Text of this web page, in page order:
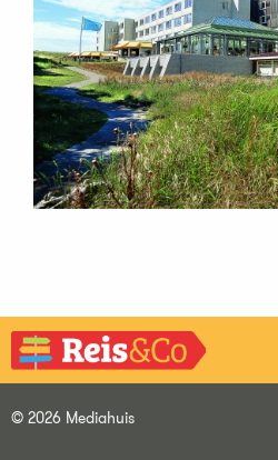
© 2026 Mediahuis